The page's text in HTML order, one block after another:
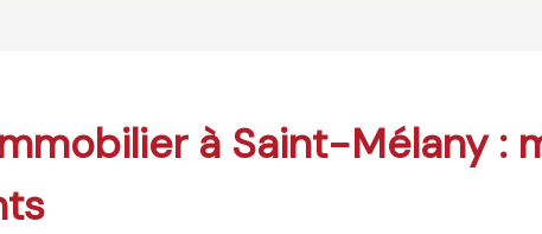
à Saint-Mélany :